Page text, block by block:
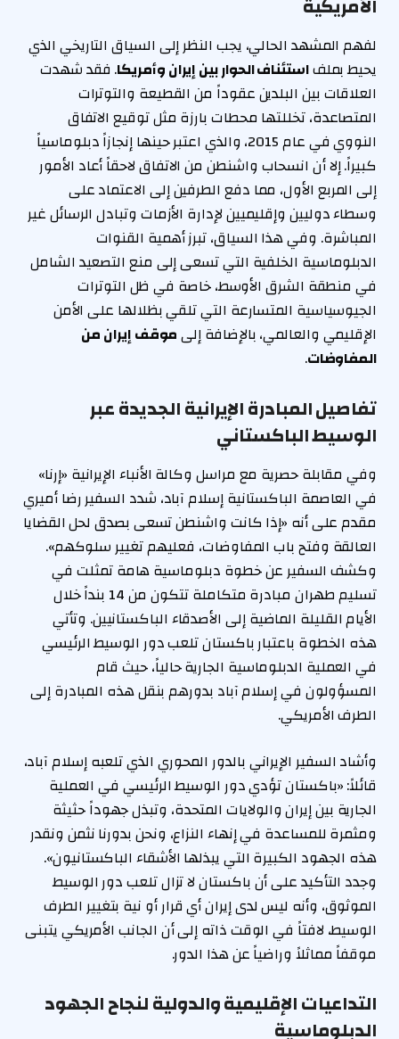
الأمريكية
لفهم المشهد الحالي، يجب النظر إلى السياق التاريخي الذي
يحيط بملفاستئناف الحوار بين إيران وأمريكا. فقد شهدت
العلاقات بين البلدين عقوداً من القطيعة والتوترات
المتصاعدة، تخللتها محطات بارزة مثل توقيع الاتفاق
النووي في عام 2015، والذي اعتبر حينها إنجازاً دبلوماسياً
كبيراً. إلا أن انسحاب واشنطن من الاتفاق لاحقاً أعاد الأمور
إلى المربع الأول، مما دفع الطرفين إلى الاعتماد على
وسطاء دوليين وإقليميين لإدارة الأزمات وتبادل الرسائل غير
المباشرة. وفي هذا السياق، تبرز أهمية القنوات
الدبلوماسية الخلفية التي تسعى إلى منع التصعيد الشامل
في منطقة الشرق الأوسط، خاصة في ظل التوترات
الجيوسياسية المتسارعة التي تلقي بظلالها على الأمن
الإقليمي والعالمي، بالإضافة إلىموقف إيران من
المفاوضات.
تفاصيل المبادرة الإيرانية الجديدة عبر
الوسيط الباكستاني
وفي مقابلة حصرية مع مراسل وكالة الأنباء الإيرانية «إرنا»
في العاصمة الباكستانية إسلام آباد، شدد السفير رضا أميري
مقدم على أنه «إذا كانت واشنطن تسعى بصدق لحل القضايا
العالقة وفتح باب المفاوضات، فعليهم تغيير سلوكهم».
وكشف السفير عن خطوة دبلوماسية هامة تمثلت في
تسليم طهران مبادرة متكاملة تتكون من 14 بنداً خلال
الأيام القليلة الماضية إلى الأصدقاء الباكستانيين. وتأتي
هذه الخطوة باعتبار باكستان تلعب دور الوسيط الرئيسي
في العملية الدبلوماسية الجارية حالياً، حيث قام
المسؤولون في إسلام آباد بدورهم بنقل هذه المبادرة إلى
الطرف الأمريكي.
وأشاد السفير الإيراني بالدور المحوري الذي تلعبه إسلام آباد،
قائلاً: «باكستان تؤدي دور الوسيط الرئيسي في العملية
الجارية بين إيران والولايات المتحدة، وتبذل جهوداً حثيثة
ومثمرة للمساعدة في إنهاء النزاع، ونحن بدورنا نثمن ونقدر
هذه الجهود الكبيرة التي يبذلها الأشقاء الباكستانيون».
وجدد التأكيد على أن باكستان لا تزال تلعب دور الوسيط
الموثوق، وأنه ليس لدى إيران أي قرار أو نية بتغيير الطرف
الوسيط، لافتاً في الوقت ذاته إلى أن الجانب الأمريكي يتبنى
موقفاً مماثلاً وراضياً عن هذا الدور.
التداعيات الإقليمية والدولية لنجاح الجهود
الدبلوماسية